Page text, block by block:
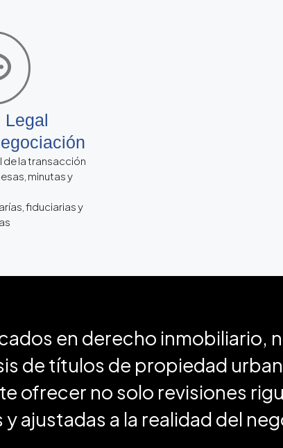
Legal
la transacción
minutas y
fiduciarias y
en derecho inmobiliario,
de títulos de propiedad
ofrecer no solo revisiones
ajustadas a la realidad del